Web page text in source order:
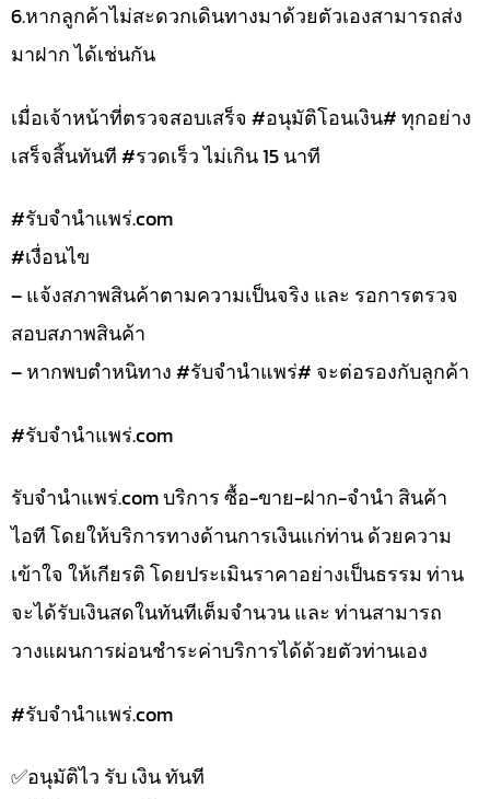
6.หากลูกค้าไม่สะดวกเดินทางมาด้วยตัวเองสามารถส่ง
มาฝาก ได้เช่นกัน
เมื่อเจ้าหน้าที่ตรวจสอบเสร็จ #อนุมัติโอนเงิน# ทุกอย่าง
เสร็จสิ้นทันที #รวดเร็ว ไม่เกิน 15 นาที
#รับจํานําแพร่.com
#เงื่อนไข
– แจ้งสภาพสินค้าตามความเป็นจริง และ รอการตรวจ
สอบสภาพสินค้า
– หากพบตำหนิทาง #รับจำนำแพร่# จะต่อรองกับลูกค้า
#รับจํานําแพร่.com
รับจํานําแพร่.com บริการ ซื้อ-ขาย-ฝาก-จำนำ สินค้า
ไอที โดยให้บริการทางด้านการเงินแก่ท่าน ด้วยความ
เข้าใจ ให้เกียรติ โดยประเมินราคาอย่างเป็นธรรม ท่าน
จะได้รับเงินสดในทันทีเต็มจำนวน และ ท่านสามารถ
วางแผนการผ่อนชำระค่าบริการได้ด้วยตัวท่านเอง
#รับจํานําแพร่.com
✅️อนุมัติไว รับ เงิน ทันที